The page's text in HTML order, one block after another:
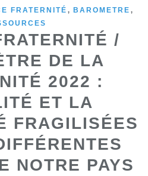
FRATERNITÉ , BAROMETRE ,
/
DE LA
2022 :
ET LA
FRAGILISÉES
NOTRE PAYS